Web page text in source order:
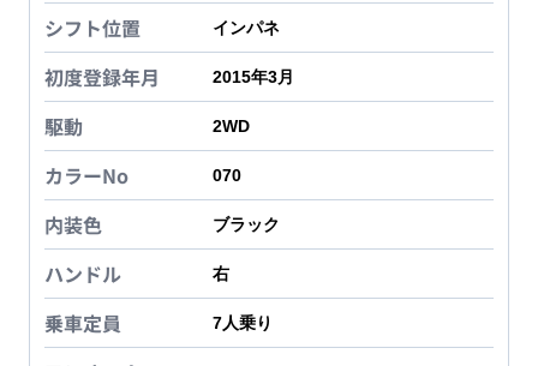
シフト位置 インパネ
初度登録年月 2015年3月
駆動 2WD
カラーNo 070
内装色 ブラック
ハンドル 右
乗車定員 7人乗り